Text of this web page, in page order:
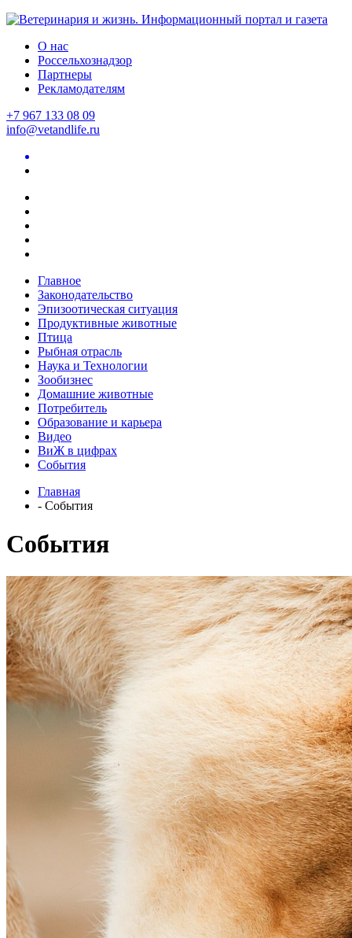
О нас
Россельхознадзор
Партнеры
Рекламодателям
+7 967 133 08 09
info@vetandlife.ru
Главное
Законодательство
Эпизоотическая ситуация
Продуктивные животные
Птица
Рыбная отрасль
Наука и Технологии
Зообизнес
Домашние животные
Потребитель
Образование и карьера
Видео
ВиЖ в цифрах
События
Главная
- События
События